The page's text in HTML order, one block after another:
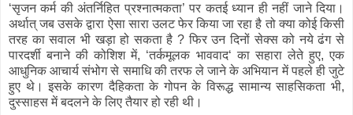
‘सृजन कर्म की अंतर्निहित प्रश्नात्मकता’ पर कतई ध्यान ही नहीं जाने दिया।
अर्थात् जब उसके द्वारा ऐसा सारा उलट फेर किया जा रहा है तो क्या कोई किसी
तरह का सवाल भी खड़ा हो सकता है ? फिर उन दिनों सेक्स को नये ढंग से
पारदर्शी बनाने की कोशिश में, ‘तर्कमूलक भाववाद‘ का सहारा लेते हुए, एक
आधुनिक आचार्य संभोग से समाधि की तरफ ले जाने के अभियान में पहले ही जुटे
हुए थे। इसके कारण दैहिकता के गोपन के विरूद्ध सामान्य साहसिकता भी,
दुस्साहस में बदलने के लिए तैयार हो रही थी।